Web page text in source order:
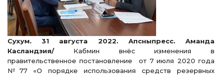
Сухум. 31 августа 2022. Апсныпресс. Аманда
Касландзия/Кабмин внёс изменения в
правительственное постановление от 7 июля 2020 года
№77 «О порядке использования средств резервных